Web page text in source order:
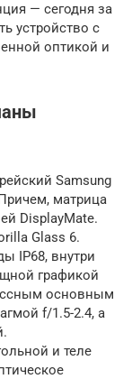
— сегодня за
устройство с
оптикой и
Samsung
матрица
DisplayMate.
Glass 6.
IP68, внутри
графикой
основным
f/1.5-2.4, а
и теле